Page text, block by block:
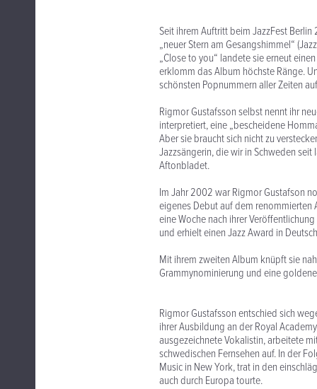
Seit ihrem Auftritt beim JazzFest
„neuer Stern am Gesangshimmel“
„Close to you“ landete sie erneut
erklomm das Album höchste Ränge.
schönsten Popnummern aller Zeiten
Rigmor Gustafsson selbst nennt ihr
interpretiert, eine „bescheidene
Aber sie braucht sich nicht zu
Jazzsängerin, die wir in Schweden
Aftonbladet.
Im Jahr 2002 war Rigmor Gustafson
eigenes Debut auf dem renommierten
eine Woche nach ihrer
und erhielt einen Jazz Award in
Mit ihrem zweiten Album knüpft sie
Grammynominierung und eine
Rigmor Gustafsson entschied sich
ihrer Ausbildung an der Royal
ausgezeichnete Vokalistin, arbeitete
schwedischen Fernsehen auf. In der
Music in New York, trat in den
auch durch Europa tourte.